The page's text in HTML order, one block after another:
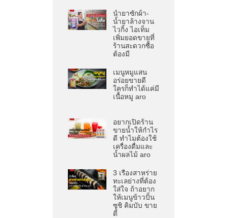
น้ำยาซักผ้า-
น้ำยาล้างจาน
ไวกิ้ง ไอเท็ม
เพิ่มยอดขายที่
ร้านสะดวกซื้อ
ต้องมี
เมนูหมูแสน
อร่อยขายดี
ใครก็ทำได้แค่มี
เนื้อหมู aro
อยากเปิดร้าน
ขายน้ำให้กำไร
ดี ทำไมต้องใช้
เครื่องดื่มและ
น้ำผลไม้ aro
3 เรื่องสาหร่าย
ทะเลย่างที่ต้อง
ใส่ใจ ถ้าอยาก
ให้เมนูข้าวปั้น
ซูชิ คิมบับ ขาย
ดี